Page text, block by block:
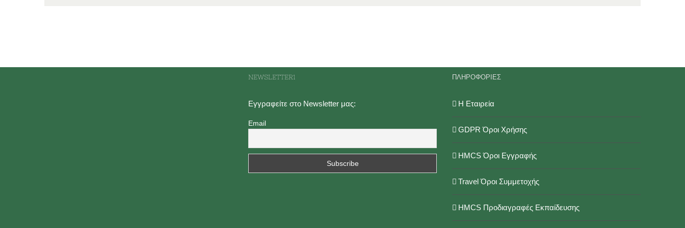
NEWSLETTER1
Εγγραφείτε στο Newsletter μας:
Email
ΠΛΗΡΟΦΟΡΙΕΣ
Η Εταιρεία
GDPR Όροι Χρήσης
HMCS Όροι Εγγραφής
Travel Όροι Συμμετοχής
HMCS Προδιαγραφές Εκπαίδευσης